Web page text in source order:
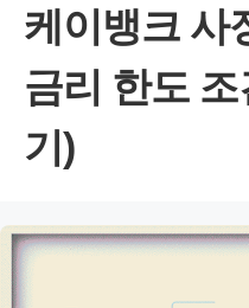
케이뱅크 사
금리 한도
기)